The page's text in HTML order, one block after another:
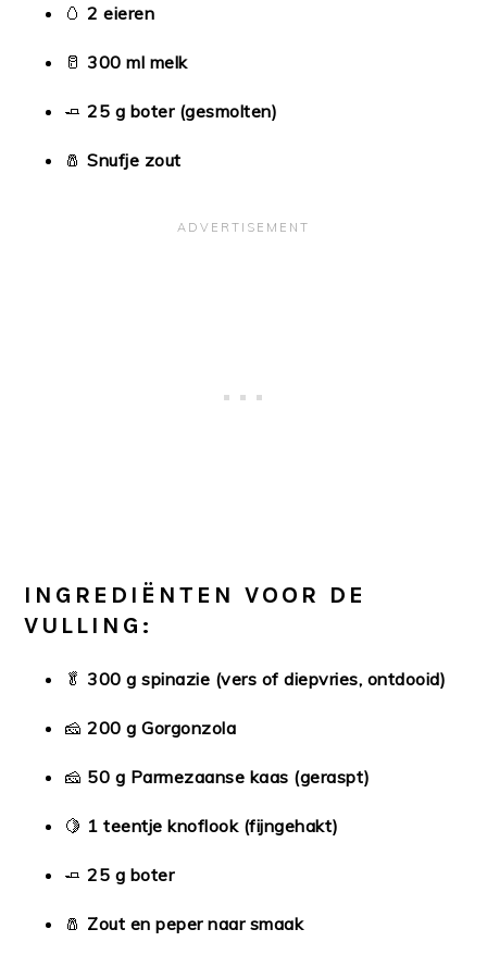
🥚2 eieren
🥛 300 ml melk
🧈25 g boter (gesmolten)
🧂Snufje zout
INGREDIËNTEN VOOR DE
VULLING:
🥬 300 g spinazie (vers of diepvries, ontdooid)
🧀200 g Gorgonzola
🧀 50 g Parmezaanse kaas (geraspt)
🍋 1 teentje knoflook (fijngehakt)
🧈25 g boter
🧂 Zout en peper naar smaak